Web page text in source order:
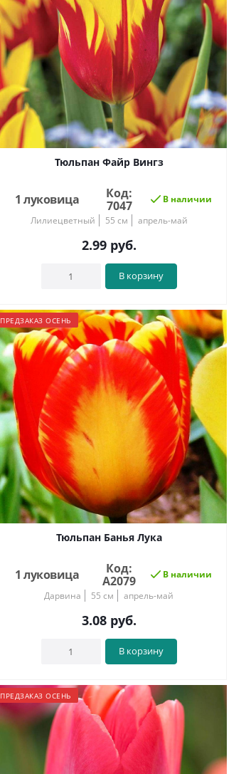
Тюльпан Файр Вингз
1 луковица
Код:
7047
В наличии
Лилиецветный
55 см апрель-май
2.99руб.
В корзину
ПРЕДЗАКАЗ ОСЕНЬ
Тюльпан Банья Лука
1 луковица
Код:
А2079
В наличии
Дарвина
55 см апрель-май
3.08руб.
В корзину
ПРЕДЗАКАЗ ОСЕНЬ